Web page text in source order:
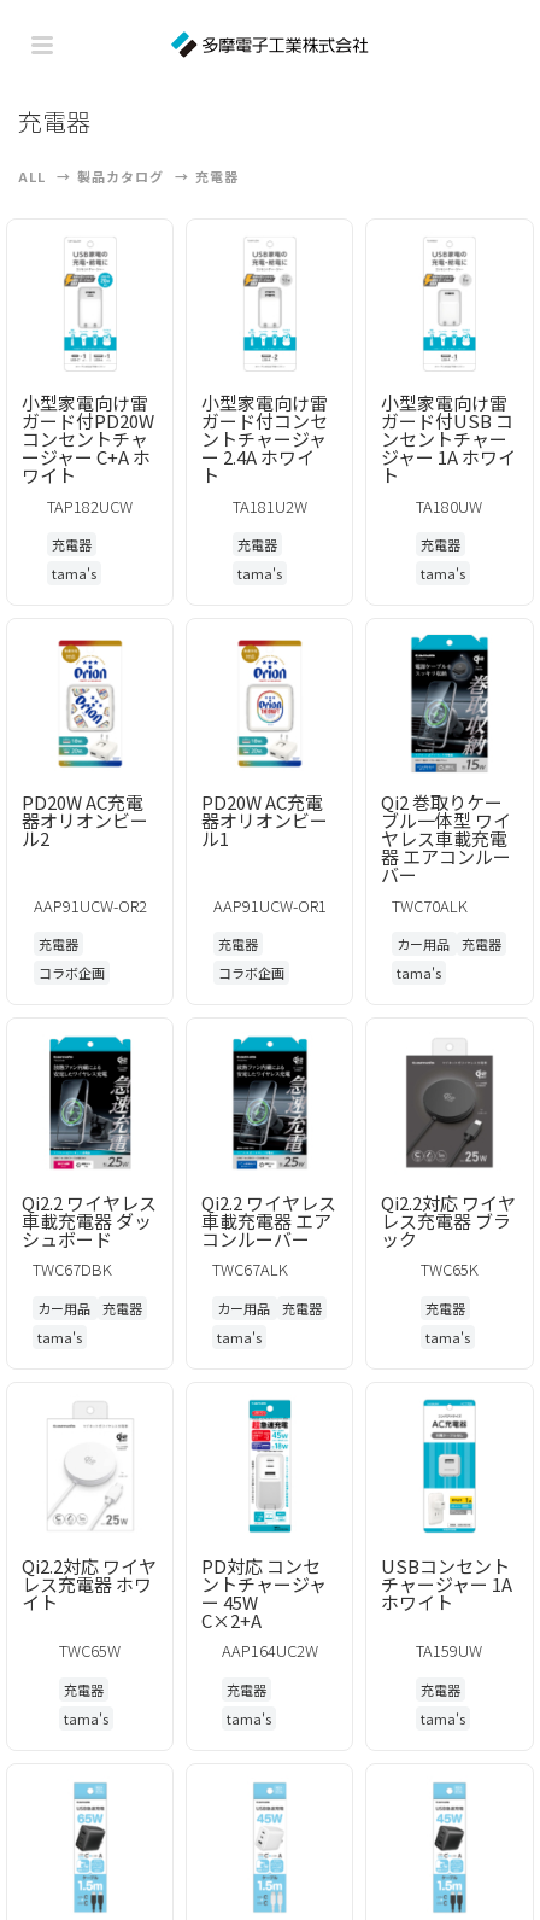
充電器
ALL 製品カタログ 充電器
小型家電向け雷
ガード付PD20W
コンセントチャ
ージャー C+A ホ
ワイト
TAP182UCW
充電器
tama's
小型家電向け雷
ガード付コンセ
ントチャージャ
ー 2.4A ホワイ
ト
TA181U2W
充電器
tama's
小型家電向け雷
ガード付USB コ
ンセントチャー
ジャー 1A ホワイ
ト
TA180UW
充電器
tama's
PD20W AC充電
器オリオンビー
ル2
AAP91UCW-OR2
充電器
コラボ企画
PD20W AC充電
器オリオンビー
ル1
AAP91UCW-OR1
充電器
コラボ企画
Qi2 巻取りケー
ブル一体型 ワイ
ヤレス車載充電
器 エアコンルー
バー
TWC70ALK
カー用品
充電器
tama's
Qi2.2 ワイヤレス
車載充電器 ダッ
シュボード
TWC67DBK
カー用品
充電器
tama's
Qi2.2 ワイヤレス
車載充電器 エア
コンルーバー
TWC67ALK
カー用品
充電器
tama's
Qi2.2対応 ワイヤ
レス充電器 ブラ
ック
TWC65K
充電器
tama's
Qi2.2対応 ワイヤ
レス充電器 ホワ
イト
TWC65W
充電器
tama's
PD対応 コンセ
ントチャージャ
ー 45W
C×2+A
AAP164UC2W
充電器
tama's
USBコンセント
チャージャー 1A
ホワイト
TA159UW
充電器
tama's